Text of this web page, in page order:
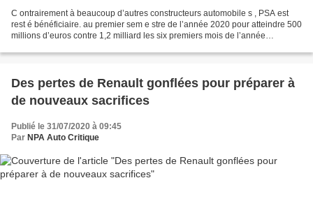
C ontrairement à beaucoup d’autres constructeurs automobile s , PSA est
rest é bénéficiaire. au premier sem e stre de l’année 2020 pour atteindre 500
millions d’euros contre 1,2 milliard les six premiers mois de l’année
Des pertes de Renault gonflées pour préparer à
de nouveaux sacrifices
Publié le 31/07/2020 à 09:45
Par NPA Auto Critique